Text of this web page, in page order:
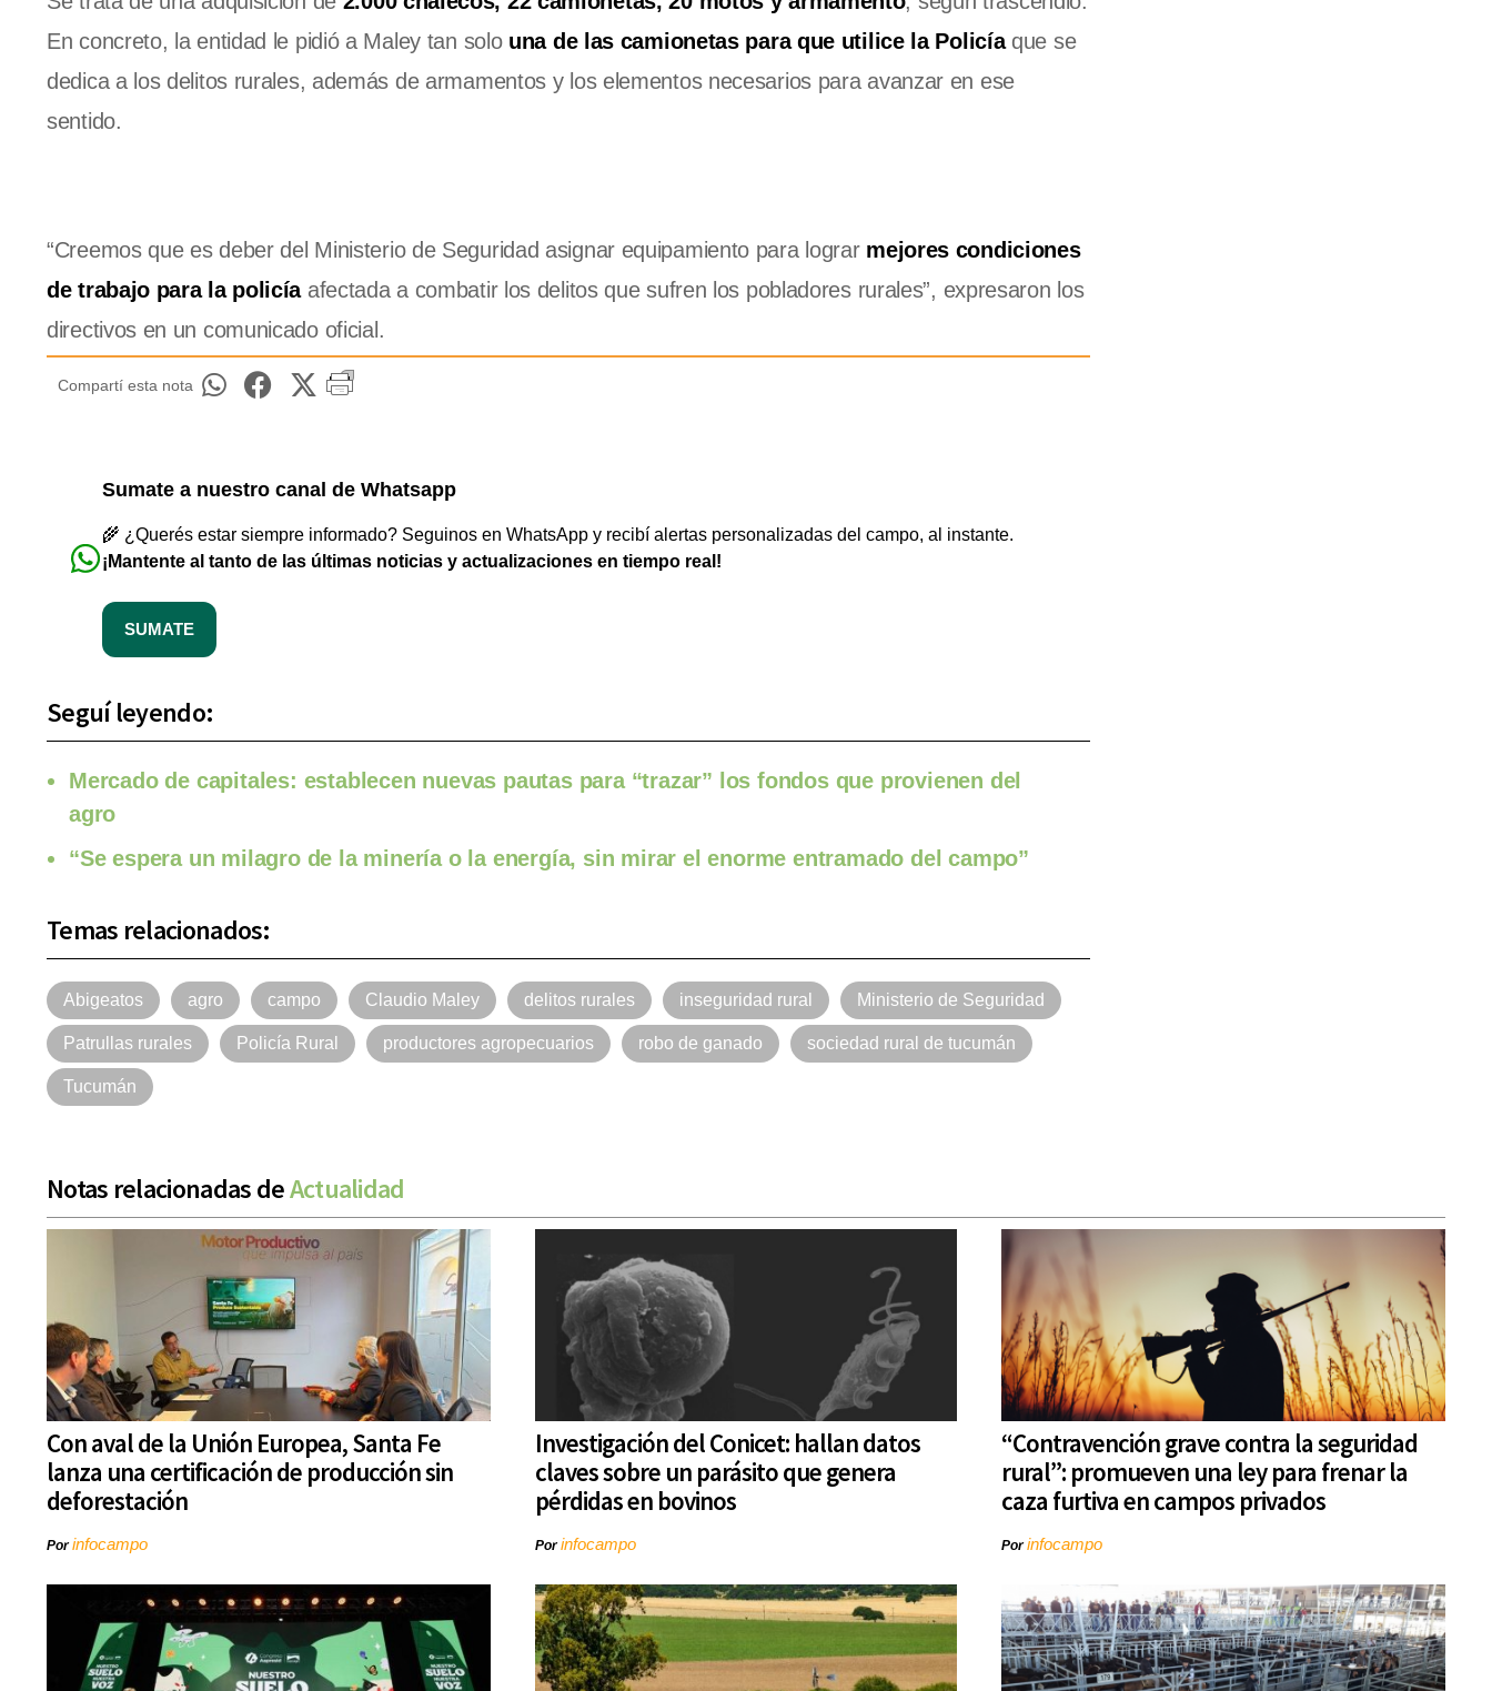
En concreto, la entidad le pidió a Maley tan solouna de las camionetas para que utilice la Policíaque se
dedica a los delitos rurales, además de armamentos y los elementos necesarios para avanzar en ese
sentido.
“Creemos que es deber del Ministerio de Seguridad asignar equipamiento para lograr mejores condiciones
de trabajo para la policíaafectada a combatir los delitos que sufren los pobladores rurales”, expresaron los
directivos en un comunicado oficial.
Compartí esta nota
Sumate a nuestro canal de Whatsapp
🌾 ¿Querés estar siempre informado? Seguinos en WhatsApp y recibí alertas personalizadas del campo, al instante.
¡Mantente al tanto de las últimas noticias y actualizaciones en tiempo real!
SUMATE
Seguí leyendo:
Mercado de capitales: establecen nuevas pautas para “trazar” los fondos que provienen del
agro
“Se espera un milagro de la minería o la energía, sin mirar el enorme entramado del campo”
Temas relacionados:
Abigeatos agro campo Claudio Maley delitos rurales inseguridad rural Ministerio de Seguridad
Patrullas rurales Policía Rural productores agropecuarios robo de ganado sociedad rural de tucumán
Tucumán
Notas relacionadas deActualidad
Con aval de la Unión Europea, Santa Fe
lanza una certificación de producción sin
deforestación
Porinfocampo
Investigación del Conicet: hallan datos
claves sobre un parásito que genera
pérdidas en bovinos
Porinfocampo
“Contravención grave contra la seguridad
rural”: promueven una ley para frenar la
caza furtiva en campos privados
Porinfocampo